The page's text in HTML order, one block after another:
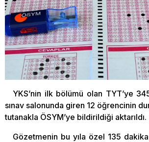
YKS’nin ilk bölümü olan TYT’ye
sınav salonunda giren 12 öğrencinin
tutanakla ÖSYM’ye bildirildiği aktarıldı.
Gözetmenin bu yıla özel 135